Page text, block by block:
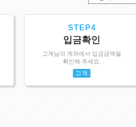
STEP4
입금확인
고계님의 계좌에서 입금금액을
확인해 주세요.
고객